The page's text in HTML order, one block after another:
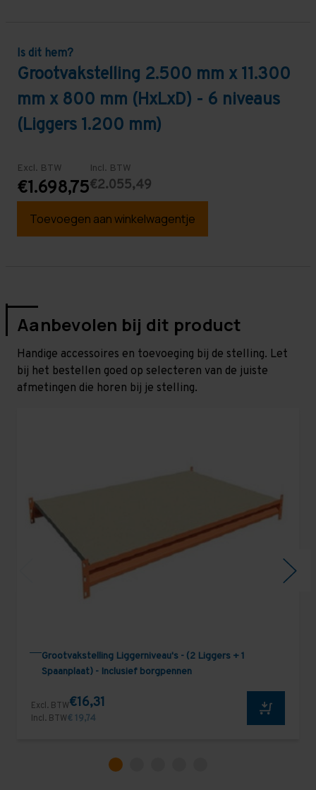
Is dit hem?
Grootvakstelling 2.500 mm x 11.300
mm x 800 mm (HxLxD) - 6 niveaus
(Liggers 1.200 mm)
Excl. BTW
€1.698,75
Incl. BTW
€2.055,49
Toevoegen aan winkelwagentje
Aanbevolen bij dit product
Handige accessoires en toevoeging bij de stelling. Let
bij het bestellen goed op selecteren van de juiste
afmetingen die horen bij je stelling.
Grootvakstelling Liggerniveau's - (2 Liggers + 1
Spaanplaat) - Inclusief borgpennen
Excl. BTW€16,31
Incl. BTW€ 19,74